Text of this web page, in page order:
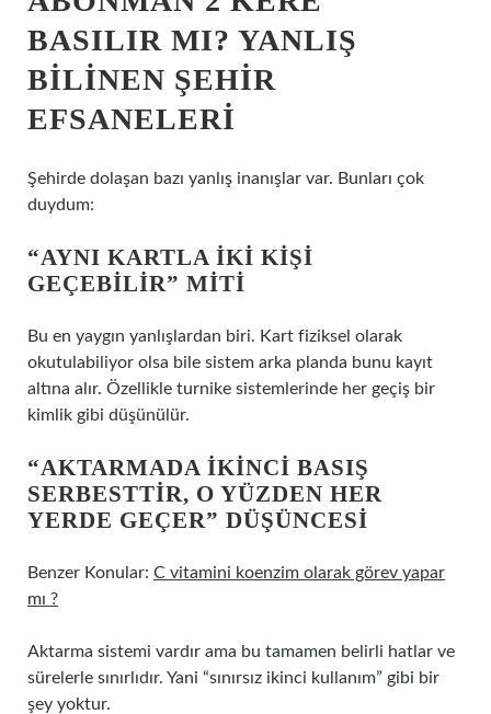
BASILIR MI? YANLIŞ
BILINEN ŞEHIR
EFSANELERI
Şehirde dolaşan bazı yanlış inanışlar var. Bunları çok
duydum:
“AYNI KARTLA IKI KIŞI
GEÇEBILIR” MITI
Bu en yaygın yanlışlardan biri. Kart fiziksel olarak
okutulabiliyor olsa bile sistem arka planda bunu kayıt
altına alır. Özellikle turnike sistemlerinde her geçiş bir
kimlik gibi düşünülür.
“AKTARMADA IKINCI BASIŞ
SERBESTTIR, O YÜZDEN HER
YERDE GEÇER” DÜŞÜNCESI
Benzer Konular: C vitamini koenzim olarak görev yapar
mı ?
Aktarma sistemi vardır ama bu tamamen belirli hatlar ve
sürelerle sınırlıdır. Yani “sınırsız ikinci kullanım” gibi bir
şey yoktur.